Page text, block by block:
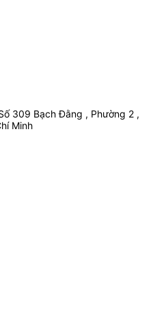
309 Bạch Đằng , Phường 2 ,
Minh